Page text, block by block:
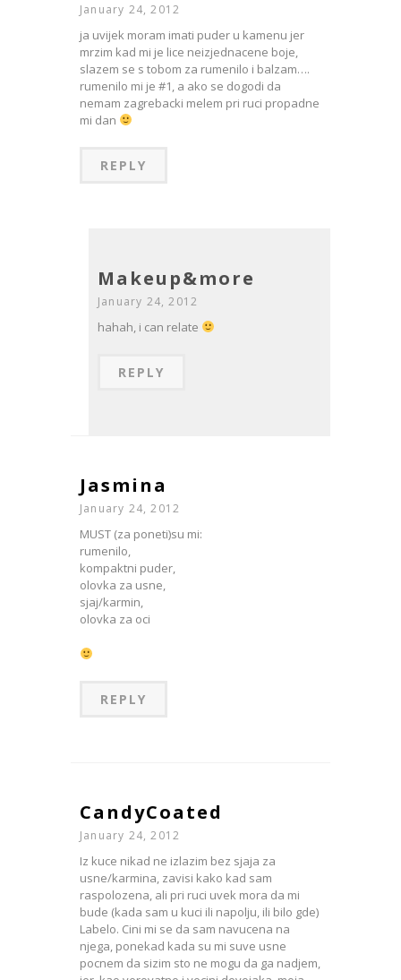
January 24, 2012
ja uvijek moram imati puder u kamenu jer
mrzim kad mi je lice neizjednacene boje,
slazem se s tobom za rumenilo i balzam….
rumenilo mi je #1, a ako se dogodi da
nemam zagrebacki melem pri ruci propadne
mi dan
REPLY
Makeup&more
January 24, 2012
hahah, i can relate
REPLY
Jasmina
January 24, 2012
MUST (za poneti)su mi:
rumenilo,
kompaktni puder,
olovka za usne,
sjaj/karmin,
olovka za oci
REPLY
CandyCoated
January 24, 2012
Iz kuce nikad ne izlazim bez sjaja za
usne/karmina, zavisi kako kad sam
raspolozena, ali pri ruci uvek mora da mi
bude (kada sam u kuci ili napolju, ili bilo gde)
Labelo. Cini mi se da sam navucena na
njega, ponekad kada su mi suve usne
pocnem da sizim sto ne mogu da ga nadjem,